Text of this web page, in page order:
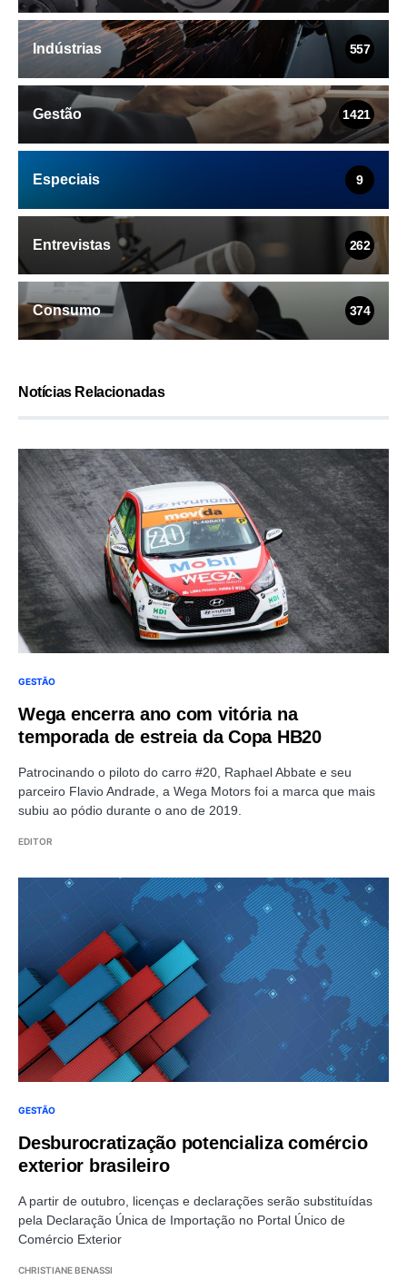
Indústrias 557
Gestão 1421
Especiais 9
Entrevistas 262
Consumo 374
Notícias Relacionadas
GESTÃO
Wega encerra ano com vitória na
temporada de estreia da Copa HB20
Patrocinando o piloto do carro #20, Raphael Abbate e seu
parceiro Flavio Andrade, a Wega Motors foi a marca que mais
subiu ao pódio durante o ano de 2019.
EDITOR
GESTÃO
Desburocratização potencializa comércio
exterior brasileiro
A partir de outubro, licenças e declarações serão substituídas
pela Declaração Única de Importação no Portal Único de
Comércio Exterior
CHRISTIANE BENASSI